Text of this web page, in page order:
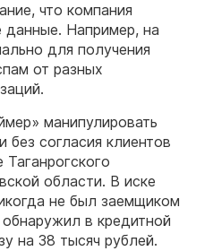
что компания
данные. Например, на
для получения
от разных
манипулировать
согласия клиентов
области. В иске
не был заемщиком
в кредитной
на 38 тысяч рублей.